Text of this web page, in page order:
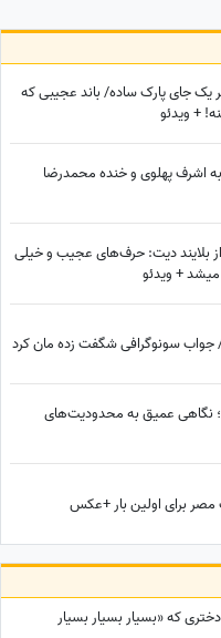
یک جای پارک ساده/ باند عجیبی که
+ ویدئو
اشرف پهلوی و خنده محمدرضا
از بلایند دیت: حرف‌های عجیب و خیلی
+ ویدئو
نگاهی عمیق به محدودیت‌های
مصر برای اولین بار +عکس
که «بسیار بسیار بسیار